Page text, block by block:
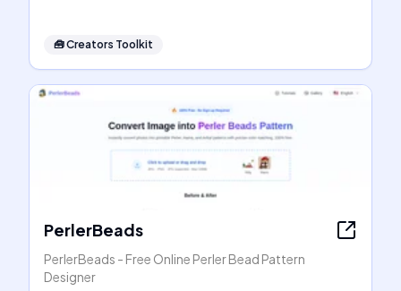
🧰Creators Toolkit
PerlerBeads
PerlerBeads - Free Online Perler Bead Pattern
Designer